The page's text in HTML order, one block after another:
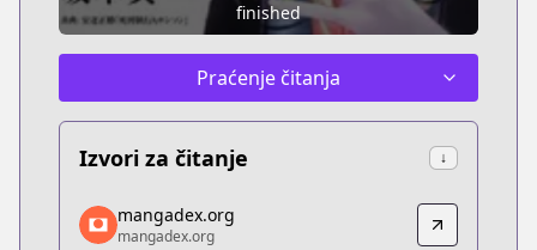
finished
Praćenje čitanja
Izvori za čitanje ↓
mangadex.org
mangadex.org
mangadex.org
mangadex.org